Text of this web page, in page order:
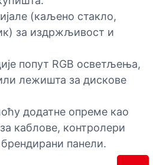
(каљено стакло,
за издржљивост и
попут RGB осветљења,
лежишта за дискове
додатне опреме као
каблове, контролери
панели.